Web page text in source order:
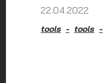
22.04.2022
tools tools